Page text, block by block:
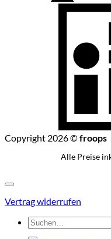
Copyright 2026 ©froops
Alle Preise
Vertrag widerrufen
Suchen
nach: